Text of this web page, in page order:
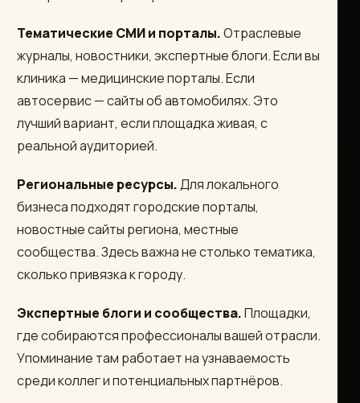
Тематические СМИ и порталы.Отраслевые
журналы, новостники, экспертные блоги. Если вы
клиника — медицинские порталы. Если
автосервис — сайты об автомобилях. Это
лучший вариант, если площадка живая, с
реальной аудиторией.
Региональные ресурсы.Для локального
бизнеса подходят городские порталы,
новостные сайты региона, местные
сообщества. Здесь важна не столько тематика,
сколько привязка к городу.
Экспертные блоги и сообщества.Площадки,
где собираются профессионалы вашей отрасли.
Упоминание там работает на узнаваемость
среди коллег и потенциальных партнёров.